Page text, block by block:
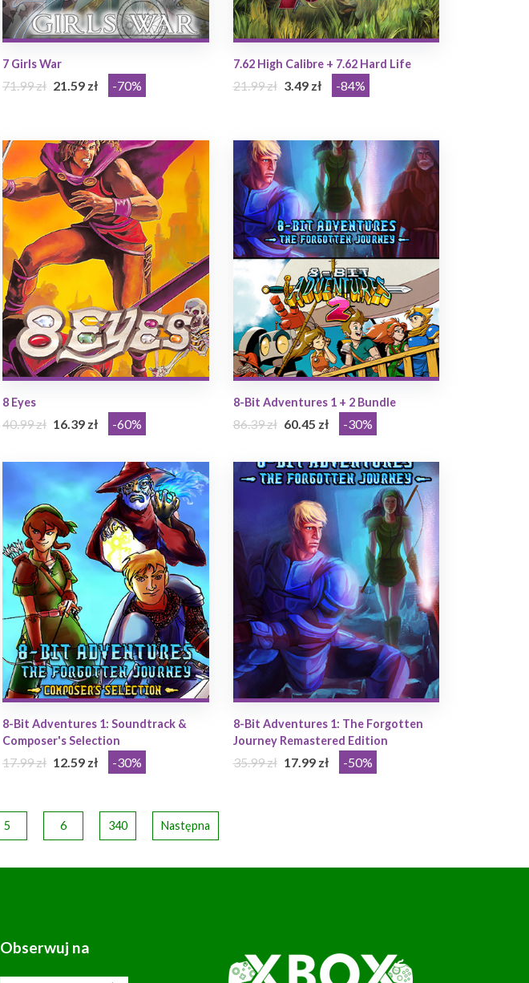
7 Girls War
71.99 zł 21.59 zł -70%
7.62 High Calibre + 7.62 Hard Life
21.99 zł 3.49 zł -84%
8 Eyes
40.99 zł 16.39 zł -60%
8-Bit Adventures 1 + 2 Bundle
86.39 zł 60.45 zł -30%
8-Bit Adventures 1: Soundtrack &
Composer's Selection
17.99 zł 12.59 zł -30%
8-Bit Adventures 1: The Forgotten
Journey Remastered Edition
35.99 zł 17.99 zł -50%
5 6 340 Następna
Obserwuj na